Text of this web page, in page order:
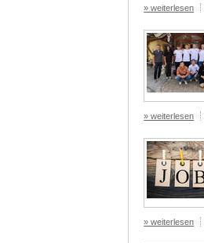
» weiterlesen
» weiterlesen
» weiterlesen